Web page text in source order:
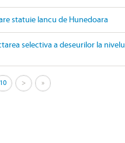
statuie Iancu de Hunedoara
selectiva a deseurilor la nivelul
10 > »